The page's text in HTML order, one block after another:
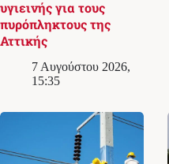
υγιεινής για τους
πυρόπληκτους της
Αττικής
7 Αυγούστου 2026,
15:35